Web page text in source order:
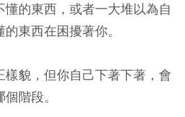
的東西，或者一大堆以為自
東西在困擾著你。
貌，但你自己下著下著，會
階段。